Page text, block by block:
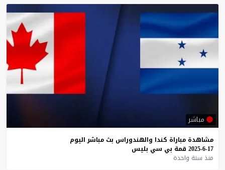
مباشر
مشاهدة مباراة كندا والهندوراس بث مباشر اليوم
17-6-2025
قمة بي سي بليس
منذ سنة واحدة